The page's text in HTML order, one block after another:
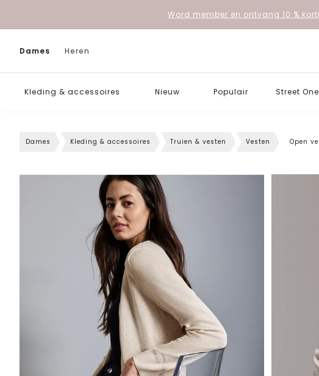
Word member en ontvang 10 %
Dames Heren
Kleding & accessoires Nieuw Populair Street
Dames Kleding & accessoires Truien & vesten Vesten Open